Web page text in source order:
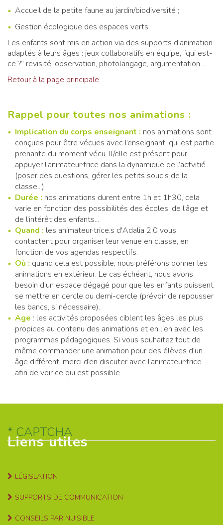
Accueil de la petite faune au jardin/biodiversité ;
Gestion écologique des espaces verts.
Les enfants sont mis en action via des supports d’animation
adaptés à leurs âges : jeux collaboratifs en équipe, “qui est-
ce ?” revisité, observation, photolangage, argumentation ...
Retour à la page principale
Rappel pour toutes nos animations :
Implication du corps enseignant : nos animations sont
conçues pour être vécues avec l’enseignant, qui est partie
prenante du moment vécu. Il/elle est présent pour
appuyer l’animateur·trice dans la dynamique de l’actvitié
(poser des questions, gérer les petits soucis de la
classe...).
Durée : nos animations durent entre 1h et 1h30, cela
varie en fonction des possibilités des écoles, de l’âge et
de l’intérêt des enfants...
Quand : les animateur·trice.s d'Adalia 2.0 vous
contactent pour organiser leur venue en classe, en
fonction de vos agendas respectifs.
Où : quand cela est possible, nous préférons donner les
animations en extérieur. Le cas échéant, nous avons
besoin d’un espace dégagé pour que les enfants puissent
se mettre en cercle ou demi-cercle (prévoir de repousser
les bancs, si nécessaire).
Age : les activités proposées ciblent les âges les plus
propices au contenu des animations et en lien avec les
programmes pédagogiques. Si vous souhaitez tout de
même commander une animation pour des élèves d’un
âge différent, merci d’en discuter avec l’animateur·trice
afin de voir ce qui est possible.
Liens utiles
LÉGISLATION
SUPPORTS DE COMMUNICATION
CONSEILS PAR NUISIBLE
CAPTCHA